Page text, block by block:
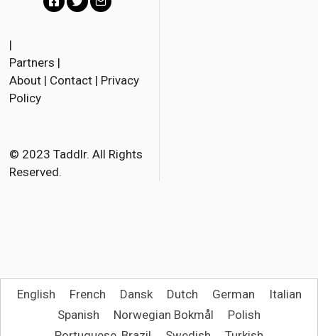
c
e
o
k
t
r
i
|
Partners |
About | Contact | Privacy
Policy
© 2023 Taddlr. All Rights
Reserved.
English French Dansk Dutch German
Italian
Spanish
Norwegian Bokmål
Polish